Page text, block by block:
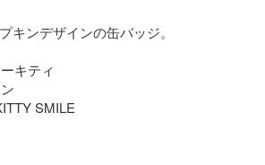
キンデザインの缶バッジ。
キティ
SMILE